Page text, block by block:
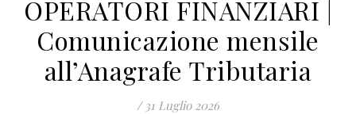
OPERATORI FINANZIARI |
Comunicazione mensile
all’Anagrafe Tributaria
/ 31 Luglio 2026